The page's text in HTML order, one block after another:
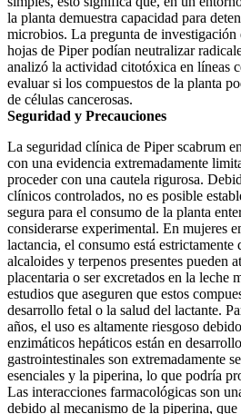
la planta demuestra capacidad para
microbios. La pregunta de investigación
hojas de Piper podían neutralizar
analizó la actividad citotóxica en líneas
evaluar si los compuestos de la planta
de células cancerosas.
Seguridad y Precauciones
La seguridad clínica de Piper scabrum
con una evidencia extremadamente
proceder con una cautela rigurosa.
clínicos controlados, no es posible
segura para el consumo de la planta
considerarse experimental. En mujeres
lactancia, el consumo está estrictamente
alcaloides y terpenos presentes pueden
placentaria o ser excretados en la leche
estudios que aseguren que estos
desarrollo fetal o la salud del lactante.
años, el uso es altamente riesgoso
enzimáticos hepáticos están en
gastrointestinales son extremadamente
esenciales y la piperina, lo que podría
Las interacciones farmacológicas son
debido al mecanismo de la piperina,